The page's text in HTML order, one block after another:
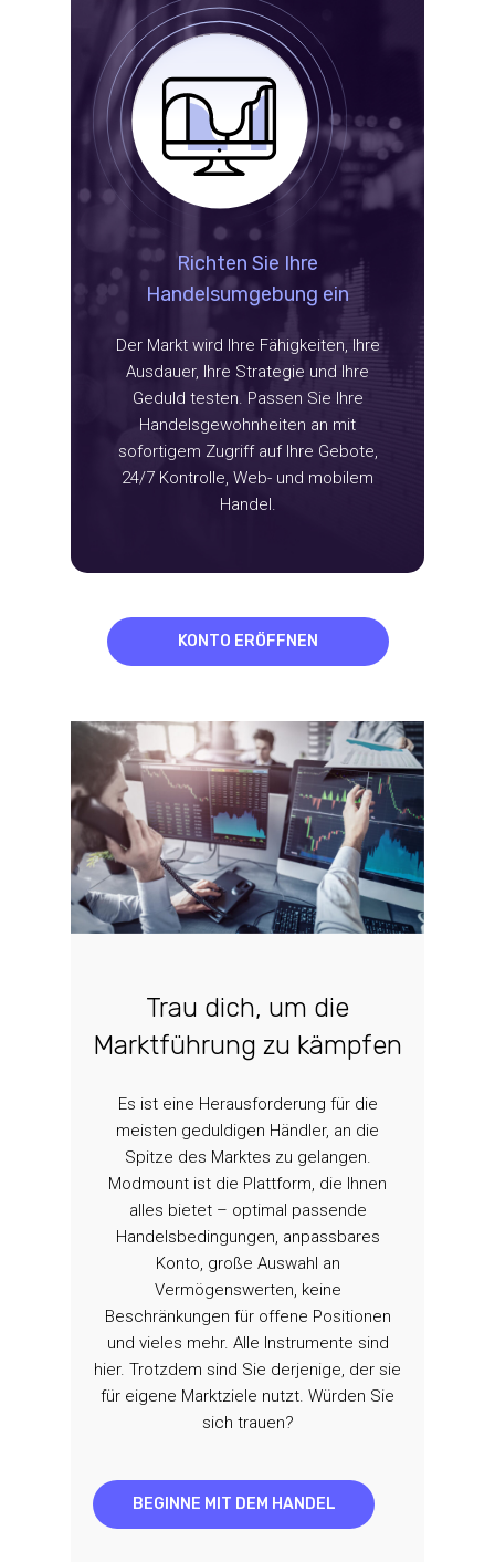
Richten Sie Ihre
Handelsumgebung ein
Der Markt wird Ihre Fähigkeiten, Ihre
Ausdauer, Ihre Strategie und Ihre
Geduld testen. Passen Sie Ihre
Handelsgewohnheiten an mit
sofortigem Zugriff auf Ihre Gebote,
24/7 Kontrolle, Web- und mobilem
Handel.
KONTO ERÖFFNEN
Trau dich, um die
Marktführung zu kämpfen
Es ist eine Herausforderung für die
meisten geduldigen Händler, an die
Spitze des Marktes zu gelangen.
Modmount ist die Plattform, die Ihnen
alles bietet – optimal passende
Handelsbedingungen, anpassbares
Konto, große Auswahl an
Vermögenswerten, keine
Beschränkungen für offene Positionen
und vieles mehr. Alle Instrumente sind
hier. Trotzdem sind Sie derjenige, der sie
für eigene Marktziele nutzt. Würden Sie
sich trauen?
BEGINNE MIT DEM HANDEL